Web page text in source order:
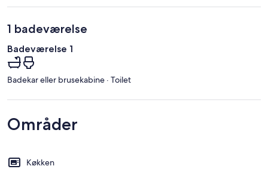
1 badeværelse
Badeværelse 1
Badekar eller brusekabine · Toilet
Områder
Køkken